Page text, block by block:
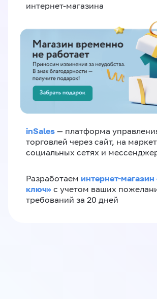
интернет-магазина
inSales — платформа
торговлей через сайт, на
социальных сетях и
Разработаем интернет-магазин
ключ»‎ с учетом ваших
требований за 20 дней